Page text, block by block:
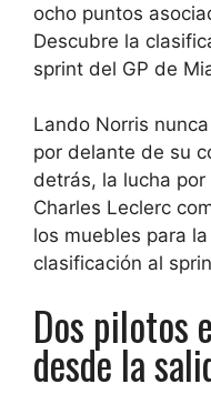
ocho puntos
Descubre la
sprint del GP de
Lando Norris
por delante de su
detrás, la lucha
Charles Leclerc
los muebles para
clasificación al
Dos pilotos
desde la